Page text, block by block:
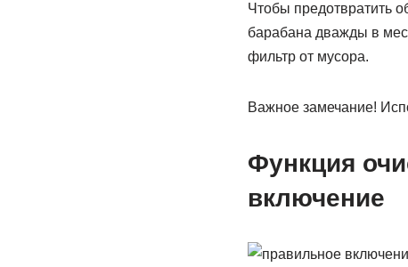
Чтобы предотвратить
барабана дважды в
фильтр от мусора.
Важное замечание!
Функция
включение